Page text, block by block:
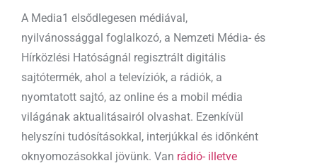
A Media1 elsődlegesen médiával,
nyilvánossággal foglalkozó, a Nemzeti Média- és
Hírközlési Hatóságnál regisztrált digitális
sajtótermék, ahol a televíziók, a rádiók, a
nyomtatott sajtó, az online és a mobil média
világának aktualitásairól olvashat. Ezenkívül
helyszíni tudósításokkal, interjúkkal és időnként
oknyomozásokkal jövünk. Van rádió- illetve